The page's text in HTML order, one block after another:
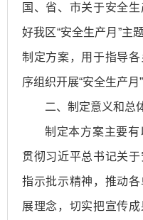
国、省、市关于安全
好我区“安全生产月”主
制定方案，用于指导
序组织开展“安全生产月
二、制定意义和总
制定本方案主要
贯彻习近平总书记关
指示批示精神，推动
展理念，切实把宣传